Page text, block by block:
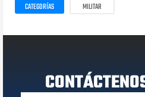
CATEGORÍAS MILITAR